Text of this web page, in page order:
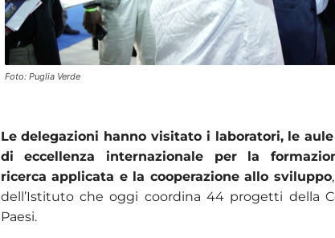
Foto: Puglia Verde
Le delegazioni hanno visitato i laboratori, le
di eccellenza internazionale per la
ricerca applicata e la cooperazione allo sviluppo
dell’Istituto che oggi coordina 44 progetti della
Paesi.